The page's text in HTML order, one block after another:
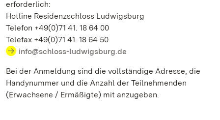
erforderlich:
Hotline Residenzschloss Ludwigsburg
Telefon +49(0)71 41. 18 64 00
Telefax +49(0)71 41. 18 64 50
info@schloss-ludwigsburg.de
Bei der Anmeldung sind die vollständige Adresse, die
Handynummer und die Anzahl der Teilnehmenden
(Erwachsene / Ermäßigte) mit anzugeben.